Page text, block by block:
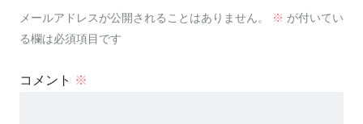
メールアドレスが公開されることはありません。 ※ が付いてい
る欄は必須項目です
コメント ※